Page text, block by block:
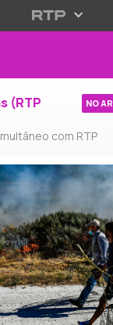
(RTP
com RTP
NO AR